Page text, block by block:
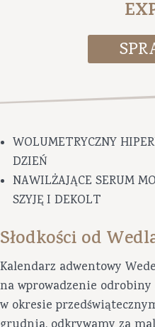
WOLUMETRYCZNY
DZIEŃ
NAWILŻAJĄCE SERUM
SZYJĘ I DEKOLT
Słodkości od
Kalendarz adwentowy
na wprowadzenie
w okresie